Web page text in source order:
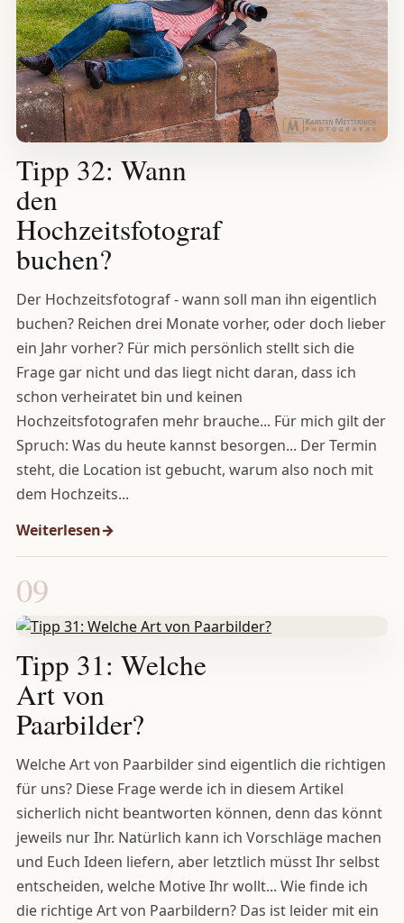
Tipp 32: Wann
den
Hochzeitsfotograf
buchen?
Der Hochzeitsfotograf - wann soll man ihn eigentlich
buchen? Reichen drei Monate vorher, oder doch lieber
ein Jahr vorher? Für mich persönlich stellt sich die
Frage gar nicht und das liegt nicht daran, dass ich
schon verheiratet bin und keinen
Hochzeitsfotografen mehr brauche... Für mich gilt der
Spruch: Was du heute kannst besorgen... Der Termin
steht, die Location ist gebucht, warum also noch mit
dem Hochzeits...
Weiterlesen
09
Tipp 31: Welche
Art von
Paarbilder?
Welche Art von Paarbilder sind eigentlich die richtigen
für uns? Diese Frage werde ich in diesem Artikel
sicherlich nicht beantworten können, denn das könnt
jeweils nur Ihr. Natürlich kann ich Vorschläge machen
und Euch Ideen liefern, aber letztlich müsst Ihr selbst
entscheiden, welche Motive Ihr wollt... Wie finde ich
die richtige Art von Paarbildern? Das ist leider mit ein